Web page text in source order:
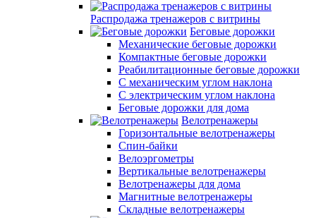
Распродажа тренажеров с витрины
Беговые дорожки
Механические беговые дорожки
Компактные беговые дорожки
Реабилитационные беговые дорожки
С механическим углом наклона
С электрическим углом наклона
Беговые дорожки для дома
Велотренажеры
Горизонтальные велотренажеры
Спин-байки
Велоэргометры
Вертикальные велотренажеры
Велотренажеры для дома
Магнитные велотренажеры
Складные велотренажеры